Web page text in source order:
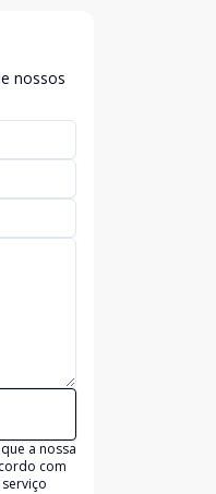
nossos
a nossa
com